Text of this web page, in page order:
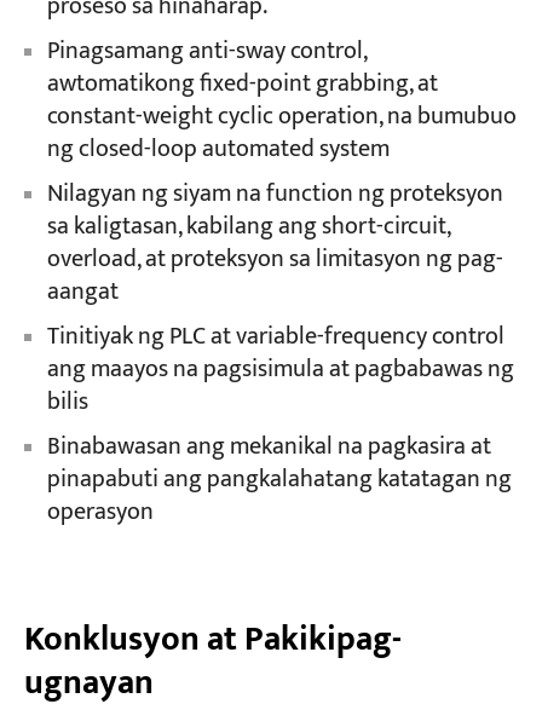
Pinagsamang anti-sway control,
awtomatikong fixed-point grabbing, at
constant-weight cyclic operation, na bumubuo
ng closed-loop automated system
Nilagyan ng siyam na function ng proteksyon
sa kaligtasan, kabilang ang short-circuit,
overload, at proteksyon sa limitasyon ng pag-
aangat
Tinitiyak ng PLC at variable-frequency control
ang maayos na pagsisimula at pagbabawas ng
bilis
Binabawasan ang mekanikal na pagkasira at
pinapabuti ang pangkalahatang katatagan ng
operasyon
Konklusyon at Pakikipag-
ugnayan